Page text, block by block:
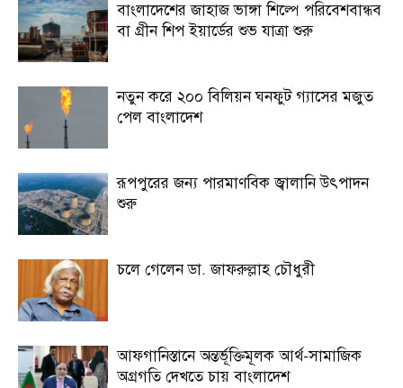
বাংলাদেশের জাহাজ ভাঙ্গা শিল্পে পরিবেশবান্ধব
বা গ্রীন শিপ ইয়ার্ডের শুভ যাত্রা শুরু
নতুন করে ২০০ বিলিয়ন ঘনফুট গ্যাসের মজুত
পেল বাংলাদেশ
রূপপুরের জন্য পারমাণবিক জ্বালানি উৎপাদন
শুরু
চলে গেলেন ডা. জাফরুল্লাহ চৌধুরী
আফগানিস্তানে অন্তর্ভূক্তিমূলক আর্থ-সামাজিক
অগ্রগতি দেখতে চায় বাংলাদেশ